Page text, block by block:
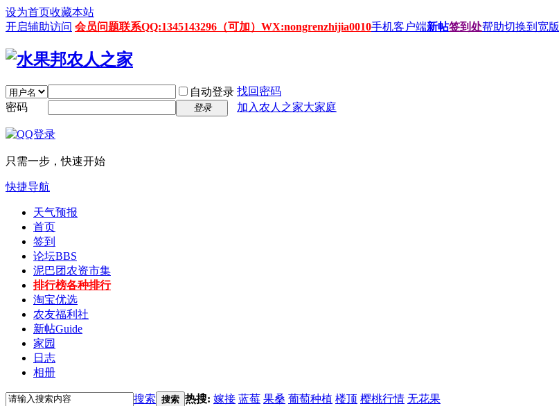
设为首页收藏本站
开启辅助访问 会员问题联系QQ:1345143296（可加）WX:nongrenzhijia0010手机客户端新帖签到处帮助切换到宽版
自动登录 找回密码
密码
登录 加入农人之家大家庭
只需一步，快速开始
快捷导航
天气预报
首页
签到
论坛BBS
泥巴团农资市集
排行榜各种排行
淘宝优选
农友福利社
新帖Guide
家园
日志
相册
搜索 搜索 热搜: 嫁接 蓝莓 果桑 葡萄种植 楼顶 樱桃行情 无花果